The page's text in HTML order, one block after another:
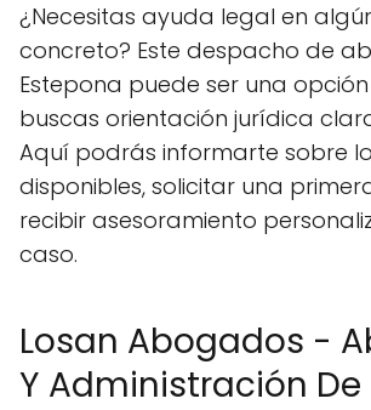
¿Necesitas ayuda legal en
concreto? Este despacho de
Estepona puede ser una
buscas orientación jurídica
Aquí podrás informarte sobre
disponibles, solicitar una
recibir asesoramiento
caso.
Losan Abogados -
Y Administración De